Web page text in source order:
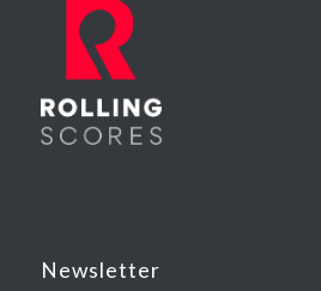
Newsletter